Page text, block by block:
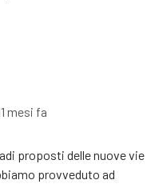
mesi fa
proposti delle nuove vie
provveduto ad